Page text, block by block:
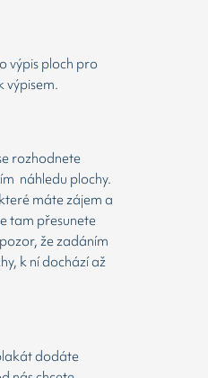
výpis ploch pro
výpisem.
rozhodnete
náhledu plochy.
máte zájem a
tam přesunete
že zadáním
k ní dochází až
dodáte